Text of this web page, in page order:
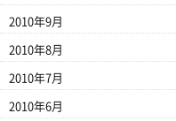
2010年9月
2010年8月
2010年7月
2010年6月